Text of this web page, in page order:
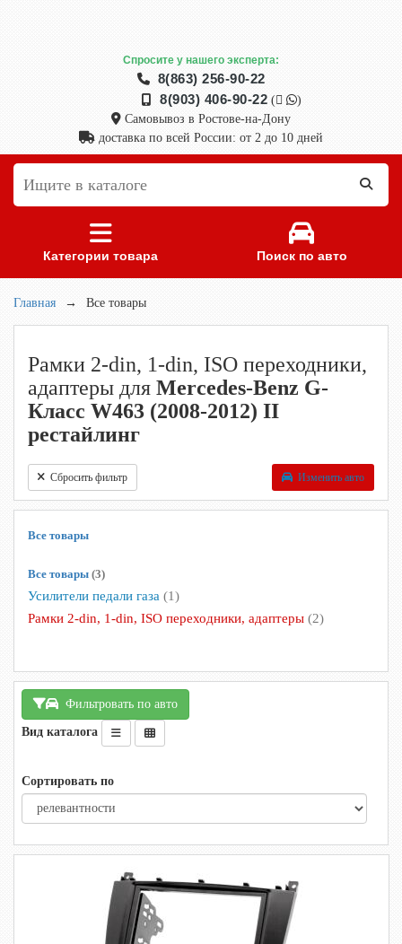
Спросите у нашего эксперта:
8(863) 256-90-22
8(903) 406-90-22 (
)
Самовывоз в Ростове-на-Дону
доставка по всей России: от 2 до 10 дней
Категории товара Поиск по авто
Главная → Все товары
Рамки 2-din, 1-din, ISO переходники,
адаптеры для Mercedes-Benz G-
Класс W463 (2008-2012) II
рестайлинг
Сбросить фильтр Изменить авто
Все товары
Все товары (3)
Усилители педали газа (1)
Рамки 2-din, 1-din, ISO переходники, адаптеры (2)
Фильтровать по авто
Вид каталога
Сортировать по